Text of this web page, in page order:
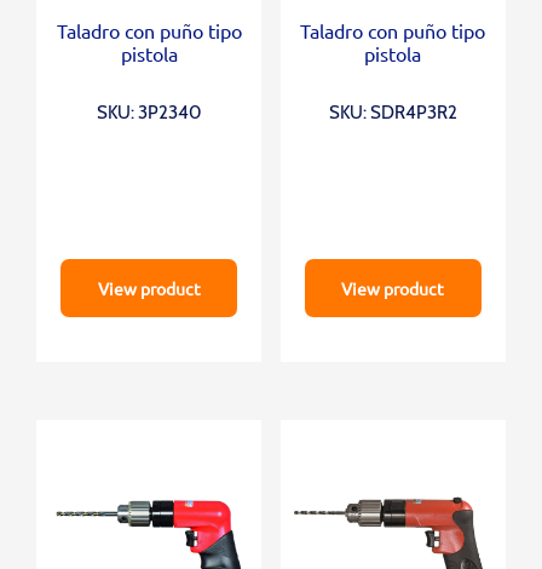
Taladro con puño tipo
pistola
SKU: 3P2340
View product
Taladro con puño tipo
pistola
SKU: SDR4P3R2
View product